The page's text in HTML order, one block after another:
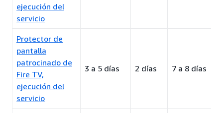
ejecución del
servicio
Protector de
pantalla
patrocinado de
Fire TV,
ejecución del
servicio
3 a 5 días 2 días 7 a 8 días